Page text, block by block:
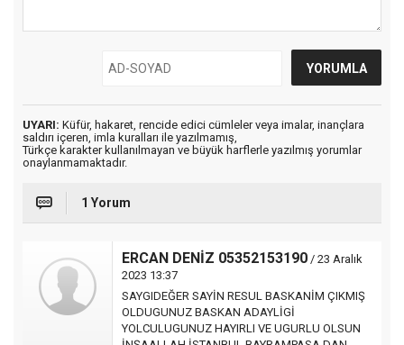
UYARI: Küfür, hakaret, rencide edici cümleler veya imalar, inançlara
saldırı içeren, imla kuralları ile yazılmamış,
Türkçe karakter kullanılmayan ve büyük harflerle yazılmış yorumlar
onaylanmamaktadır.
1 Yorum
ERCAN DENİZ 05352153190 / 23 Aralık
2023 13:37
SAYGIDEĞER SAYİN RESUL BASKANİM ÇIKMIŞ
OLDUGUNUZ BASKAN ADAYLİGİ
YOLCULUGUNUZ HAYIRLI VE UGURLU OLSUN